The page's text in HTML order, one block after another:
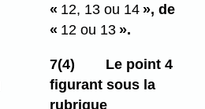
« 12, 13 ou 14 », de
« 12 ou 13 ».
7(4)
Le point 4
figurant sous la
rubrique